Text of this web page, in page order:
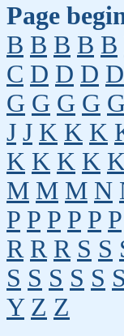
Page
B B B B B
C D D D D
G G G G G
J J K K K
K K K K K
M M M N
P P P P P P
R R R S S
S S S S S S
Y Z Z